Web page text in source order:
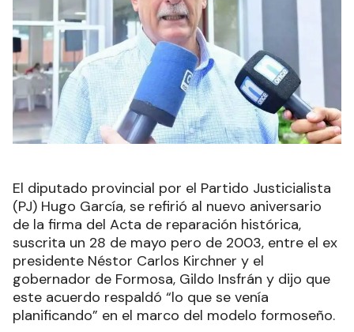
El diputado provincial por el Partido Justicialista
(PJ) Hugo García, se refirió al nuevo aniversario
de la firma del Acta de reparación histórica,
suscrita un 28 de mayo pero de 2003, entre el ex
presidente Néstor Carlos Kirchner y el
gobernador de Formosa, Gildo Insfrán y dijo que
este acuerdo respaldó “lo que se venía
planificando” en el marco del modelo formoseño.